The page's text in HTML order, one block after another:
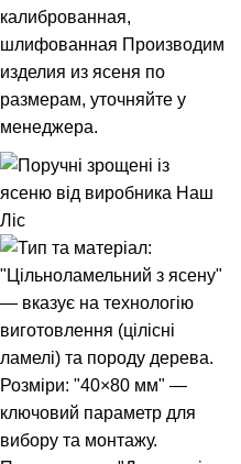
калиброванная,
шлифованная Производим
изделия из ясеня по
размерам, уточняйте у
менеджера.